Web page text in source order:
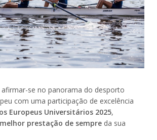
se no panorama do desporto
com uma participação de excelência
Europeus Universitários 2025,
melhor prestação de sempre da sua